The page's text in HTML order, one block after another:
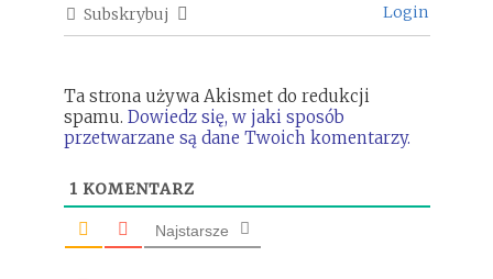
Subskrybuj Login
Ta strona używa Akismet do redukcji
spamu. Dowiedz się, w jaki sposób
przetwarzane są dane Twoich komentarzy.
1 KOMENTARZ
Najstarsze